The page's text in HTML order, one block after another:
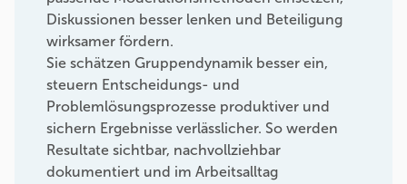
Diskussionen besser lenken und Beteiligung
wirksamer fördern.
Sie schätzen Gruppendynamik besser ein,
steuern Entscheidungs- und
Problemlösungsprozesse produktiver und
sichern Ergebnisse verlässlicher. So werden
Resultate sichtbar, nachvollziehbar
dokumentiert und im Arbeitsalltag